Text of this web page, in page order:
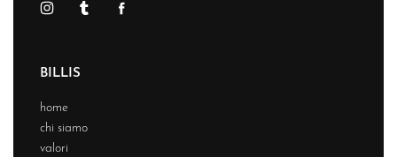
BILLIS
home
chi siamo
valori